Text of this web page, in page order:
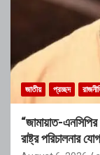
জাতীয় প্রচ্ছদ
“জামায়াত-
রাষ্ট্র পরিচালনার